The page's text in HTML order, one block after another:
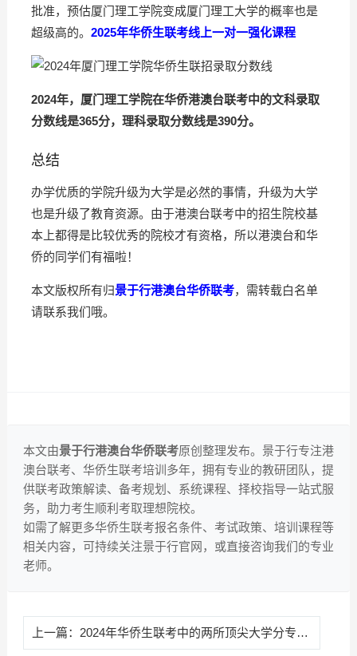
批准，预估厦门理工学院变成厦门理工大学的概率也是
超级高的。 2025年华侨生联考线上一对一强化课程
2024年，厦门理工学院在华侨港澳台联考中的文科录取
分数线是365分，理科录取分数线是390分。
总结
办学优质的学院升级为大学是必然的事情，升级为大学
也是升级了教育资源。由于港澳台联考中的招生院校基
本上都得是比较优秀的院校才有资格，所以港澳台和华
侨的同学们有福啦！
本文版权所有归景于行港澳台华侨联考，需转载白名单
请联系我们哦。
本文由景于行港澳台华侨联考原创整理发布。景于行专注港
澳台联考、华侨生联考培训多年，拥有专业的教研团队，提
供联考政策解读、备考规划、系统课程、择校指导一站式服
务，助力考生顺利考取理想院校。
如需了解更多华侨生联考报名条件、考试政策、培训课程等
相关内容，可持续关注景于行官网，或直接咨询我们的专业
老师。
上一篇： 2024年华侨生联考中的两所顶尖大学分专业录取情况分析来啦！